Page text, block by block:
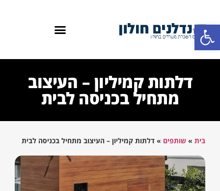
פתח סרגל נגישות
דלתות קמיליון – העיצוב
מתחיל בכניסה לבית
בית » שותפים » דלתות קמיליון – העיצוב מתחיל בכניסה לבית